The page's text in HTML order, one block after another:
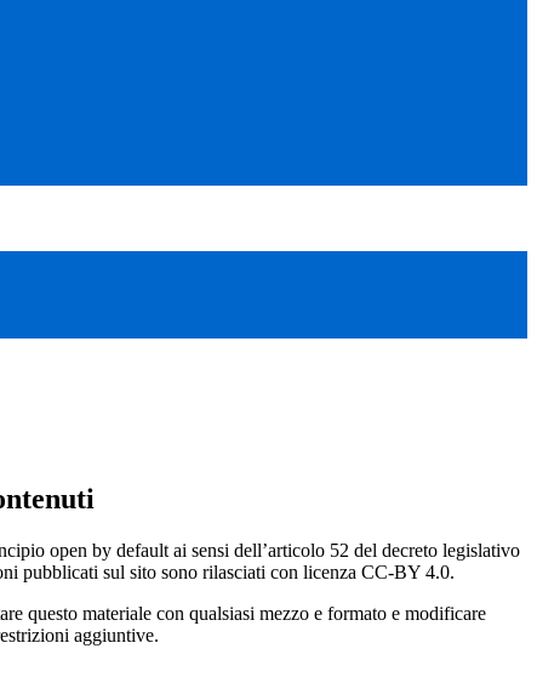
open by default ai sensi dell’articolo 52 del decreto legislativo
pubblicati sul sito sono rilasciati con licenza CC-BY 4.0.
questo materiale con qualsiasi mezzo e formato e modificare
aggiuntive.